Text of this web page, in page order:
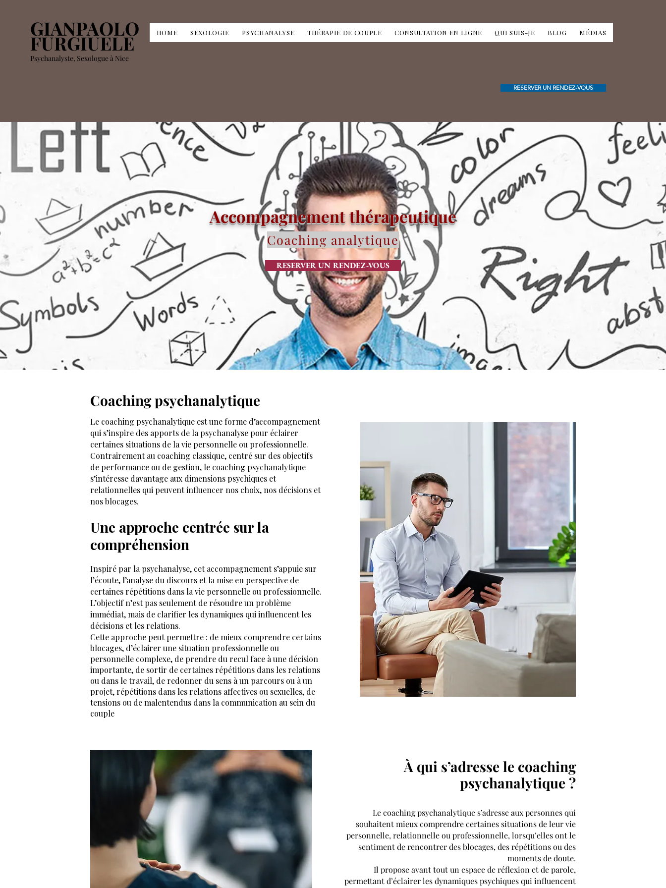
GIANPAOLO
FURGIUELE
Psychanalyste, Sexologue à Nice
HOME SEXOLOGIE PSYCHANALYSE THÉRAPIE DE COUPLE CONSULTATION EN LIGNE QUI SUIS-JE BLOG MÉDIAS
RESERVER UN RENDEZ-VOUS
Accompagnement thérapeutique
Coaching analytique
RESERVER UN RENDEZ-VOUS
Coaching psychanalytique
Le coaching psychanalytique est une forme d’accompagnement
qui s’inspire des apports de la psychanalyse pour éclairer
certaines situations de la vie personnelle ou professionnelle.
Contrairement au coaching classique, centré sur des objectifs
de performance ou de gestion, le coaching psychanalytique
s’intéresse davantage aux dimensions psychiques et
relationnelles qui peuvent influencer nos choix, nos décisions et
nos blocages.
Une approche centrée sur la
compréhension
Inspiré par la psychanalyse, cet accompagnement s’appuie sur
l’écoute, l’analyse du discours et la mise en perspective de
certaines répétitions dans la vie personnelle ou professionnelle.
L’objectif n’est pas seulement de résoudre un problème
immédiat, mais de clarifier les dynamiques qui influencent les
décisions et les relations.
Cette approche peut permettre : de mieux comprendre certains
blocages, d’éclairer une situation professionnelle ou
personnelle complexe, de prendre du recul face à une décision
importante, de sortir de certaines répétitions dans les relations
ou dans le travail, de redonner du sens à un parcours ou à un
projet, répétitions dans les relations affectives ou sexuelles, de
tensions ou de malentendus dans la communication au sein du
couple​
À qui s’adresse le coaching
psychanalytique ?
Le coaching psychanalytique s’adresse aux personnes qui
souhaitent mieux comprendre certaines situations de leur vie
personnelle, relationnelle ou professionnelle, lorsqu’elles ont le
sentiment de rencontrer des blocages, des répétitions ou des
moments de doute.
Il propose avant tout un espace de réflexion et de parole,
permettant d’éclairer les dynamiques psychiques qui influencent